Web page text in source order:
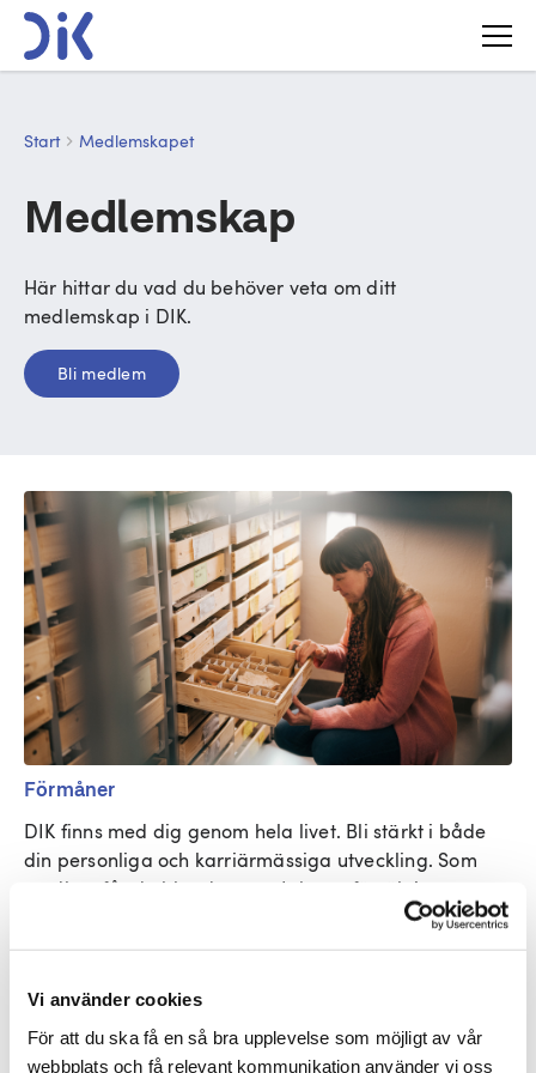
Vi använder cookies
För att du ska få en så bra upplevelse som möjligt av vår
webbplats och få relevant kommunikation använder vi oss
Start Medlemskapet
Medlemskap
Här hittar du vad du behöver veta om ditt
medlemskap i DIK.
Bli medlem
Förmåner
DIK finns med dig genom hela livet. Bli stärkt i både
din personliga och karriärmässiga utveckling. Som
medlem får du bland annat: Inkomstförsäkring,
personlig karriär- och lönecoachning och juridisk
hjälp.